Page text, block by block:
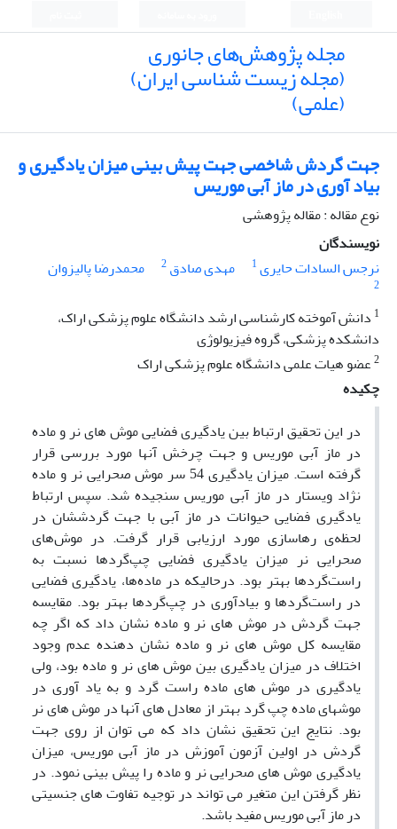
مجله پژوهش‌های جانوری
(مجله زیست شناسی ایران)
(علمی)
جهت گردش شاخصی جهت پیش بینی میزان یادگیری و
بیاد آوری در ماز آبی موریس
نوع مقاله : مقاله پژوهشی
نویسندگان
نرجس السادات حایری1 مهدی صادق2 محمدرضا پالیزوان
2
1 دانش آموخته کارشناسی ارشد دانشگاه علوم پزشکی اراک،
دانشکده پزشکی، گروه فیزیولوژی
2عضو هیات علمی دانشگاه علوم پزشکی اراک
چکیده
در این تحقیق ارتباط بین یادگیری فضایی موش های نر و ماده
در ماز آبی موریس و جهت چرخش آنها مورد بررسی قرار
گرفته است. میزان یادگیری 54 سر موش صحرایی نر و ماده
نژاد ویستار در ماز آبی موریس سنجیده شد. سپس ارتباط
یادگیری فضایی حیوانات در ماز آبی با جهت گردششان در
لحظه‌ی رهاسازی مورد ارزیابی قرار گرفت. در موش‌های
صحرایی‌ نر میزان یادگیری فضایی چپ‌گردها نسبت به
راست‌گردها بهتر بود. در‌حالیکه در ماده‌‌ها، یادگیری فضایی
در راست‌گردها و بیادآوری در چپ‌گردها بهتر بود. مقایسه
جهت گردش در موش های نر و ماده نشان داد که اگر چه
مقایسه کل موش های نر و ماده نشان دهنده عدم وجود
اختلاف در میزان یادگیری بین موش های نر و ماده بود، ولی
یادگیری در موش های ماده راست گرد و به یاد آوری در
موشهای ماده چپ گرد بهتر از معادل های آنها در موش های نر
بود. نتایج این تحقیق نشان داد که می توان از روی جهت
گردش در اولین آزمون آموزش در ماز آبی موریس، میزان
یادگیری موش های صحرایی نر و ماده را پیش بینی نمود. در
نظر گرفتن این متغیر می تواند در توجیه تفاوت های جنسیتی
در ماز آبی موریس مفید باشد.